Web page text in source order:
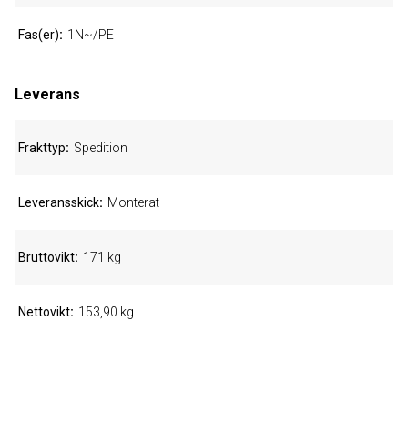
Fas(er) 1N~/PE
Leverans
Frakttyp Spedition
Leveransskick Monterat
Bruttovikt 171 kg
Nettovikt 153,90 kg